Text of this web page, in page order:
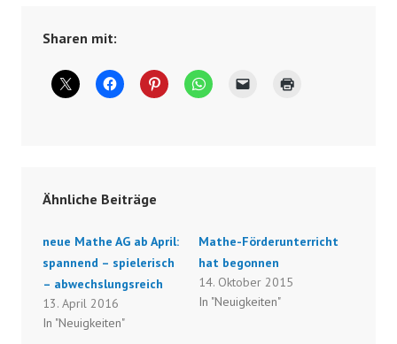
Sharen mit:
Ähnliche Beiträge
neue Mathe AG ab April:
spannend – spielerisch
– abwechslungsreich
13. April 2016
In "Neuigkeiten"
Mathe-Förderunterricht
hat begonnen
14. Oktober 2015
In "Neuigkeiten"